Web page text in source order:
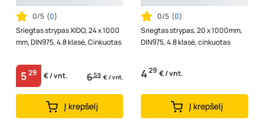
0/5 (0)
Sriegtas strypas XIDO, 24 x 1000
mm, DIN975, 4.8 klasė, Cinkuotas
529 € / vnt. 659 € / vnt.
Į krepšelį
0/5 (0)
Sriegtas strypas, 20 x 1000mm,
DIN975, 4.8 klasė, cinkuotas
429 € / vnt.
Į krepšelį